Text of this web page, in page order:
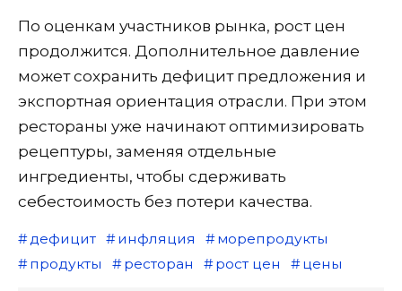
По оценкам участников рынка, рост цен
продолжится. Дополнительное давление
может сохранить дефицит предложения и
экспортная ориентация отрасли. При этом
рестораны уже начинают оптимизировать
рецептуры, заменяя отдельные
ингредиенты, чтобы сдерживать
себестоимость без потери качества.
дефицит инфляция
морепродукты
продукты
ресторан рост цен цены